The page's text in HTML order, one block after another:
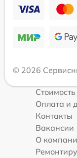
© 2026
Оплата и
Контакты
Вакансии
О